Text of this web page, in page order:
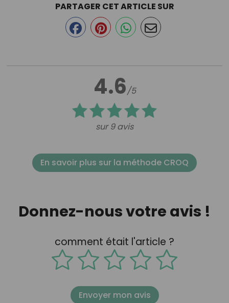
4.6/5
sur 9 avis
PARTAGER CET ARTICLE SUR
En savoir plus sur la méthode CROQ
Donnez-nous votre avis !
comment était l'article ?
Envoyer mon avis